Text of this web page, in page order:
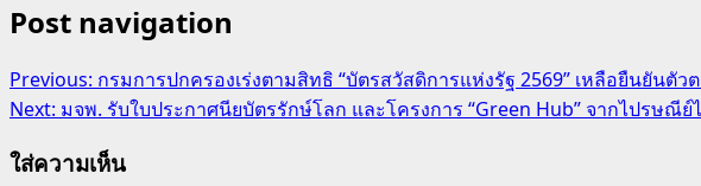
Post navigation
Previous: กรมการปกครองเร่งตามสิทธิ “บัตรสวัสดิการแห่งรัฐ 2569” เหลือยืนยัน
Next: มจพ. รับใบประกาศนียบัตรรักษ์โลก และโครงการ “Green Hub” จากไปรษณีย์
ใส่ความเห็น